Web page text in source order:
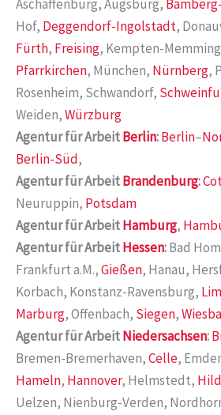
Aschaffenburg, Augsburg,
Hof, Deggendorf-Ingolstadt,
Fürth, Freising, Kempten-
Pfarrkirchen, München, Nürnberg,
Rosenheim, Schwandorf,
Weiden,Würzburg
Agentur für ArbeitBerlin:Berlin–
Berlin-Süd,
Agentur für ArbeitBrandenburg:
Neuruppin, Potsdam
Agentur für ArbeitHamburg,
Agentur für ArbeitHessen:Bad
Frankfurt a.M.,Gießen, Hanau,
Korbach, Konstanz-Ravensburg,
Marburg, Offenbach, Siegen,
Agentur für ArbeitNiedersachsen:
Bremen-Bremerhaven,Celle,
Hameln, Hannover, Helmstedt,
Uelzen, Nienburg-Verden,